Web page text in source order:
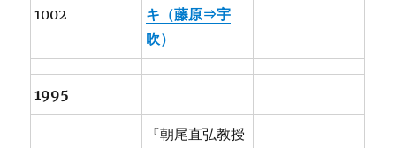
1002
キ（藤原⇒宇
吹）
1995
『朝尾直弘教授